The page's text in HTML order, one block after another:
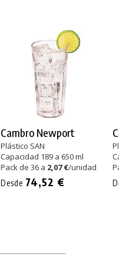
Cambro Newport
Plástico SAN
Capacidad 189 a 650 ml
Pack de 36 a 2,07 €/unidad
Desde 74,52 €